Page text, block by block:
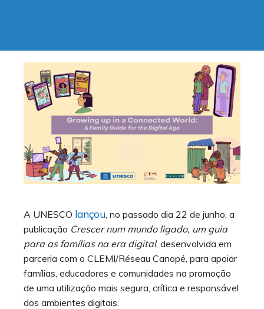
A UNESCO lançou, no passado dia 22 de junho, a
publicação Crescer num mundo ligado, um guia
para as famílias na era digital, desenvolvida em
parceria com o CLEMI/Réseau Canopé, para apoiar
famílias, educadores e comunidades na promoção
de uma utilização mais segura, crítica e responsável
dos ambientes digitais.